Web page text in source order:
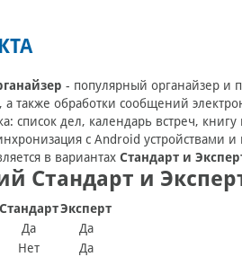
- популярный органайзер и
а также обработки сообщений
список дел, календарь встреч,
с Android устройствами и
в вариантах Стандарт и
Стандарт и
СтандартЭксперт
Да
Да
Нет
Да